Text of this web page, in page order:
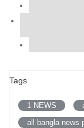
Tags
1 NEWS
all bangla news